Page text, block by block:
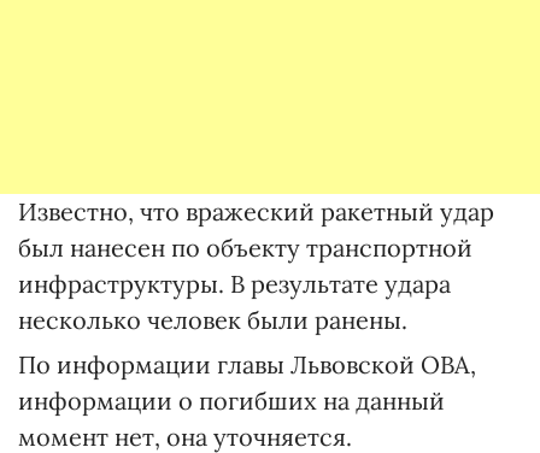
Известно, что вражеский ракетный удар
был нанесен по объекту транспортной
инфраструктуры. В результате удара
несколько человек были ранены.
По информации главы Львовской ОВА,
информации о погибших на данный
момент нет, она уточняется.